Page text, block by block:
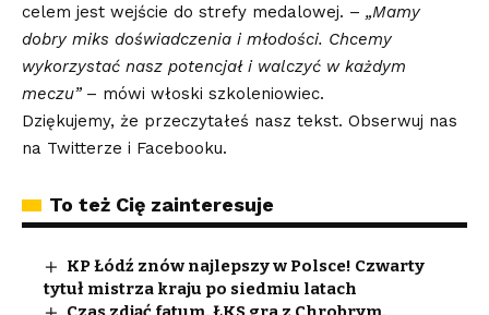
celem jest wejście do strefy medalowej. – „Mamy
dobry miks doświadczenia i młodości. Chcemy
wykorzystać nasz potencjał i walczyć w każdym
meczu”– mówi włoski szkoleniowiec.
Dziękujemy, że przeczytałeś nasz tekst. Obserwuj nas
na Twitterze i Facebooku.
To też Cię zainteresuje
KP Łódź znów najlepszy w Polsce! Czwarty
tytuł mistrza kraju po siedmiu latach